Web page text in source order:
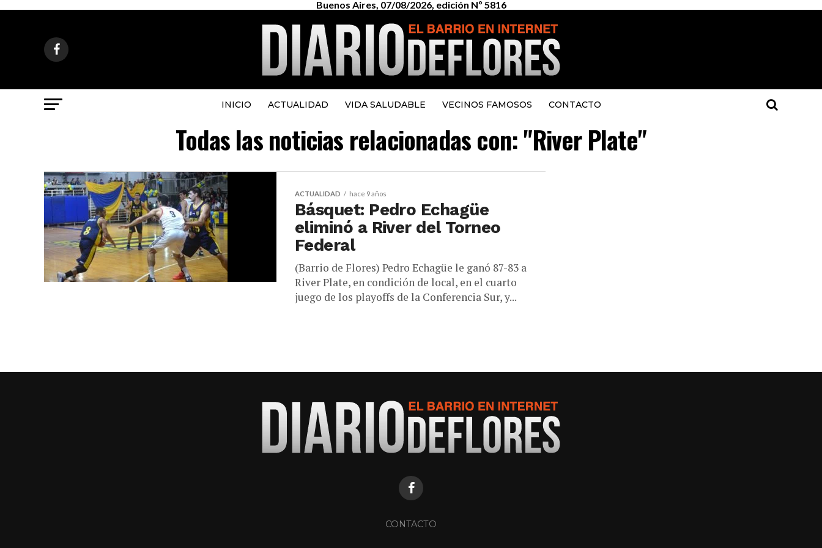
Buenos Aires, 07/08/2026, edición Nº 5816
INICIO ACTUALIDAD VIDA SALUDABLE VECINOS FAMOSOS CONTACTO
Todas las noticias relacionadas con: "River Plate"
ACTUALIDAD hace 9 años
Básquet: Pedro Echagüe
eliminó a River del Torneo
Federal
(Barrio de Flores) Pedro Echagüe le ganó 87-83 a
River Plate, en condición de local, en el cuarto
juego de los playoffs de la Conferencia Sur, y...
CONTACTO